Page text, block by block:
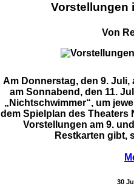
Vorstellungen
Von
Am Donnerstag, den 9. Juli,
am Sonnabend, den 11.
„Nichtschwimmer“, um
dem Spielplan des Theaters
Vorstellungen am 9.
Restkarten gibt,
30